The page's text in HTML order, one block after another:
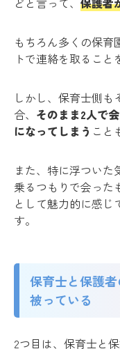
もちろん多くの保育
トで連絡を取ること
しかし、保育士側
合、 そのまま2人で
になってしまう こと
また、特に浮ついた
乗るつもりで会った
として魅力的に感じ
す。
保育士と保護
被っている
2つ目は、保育士と